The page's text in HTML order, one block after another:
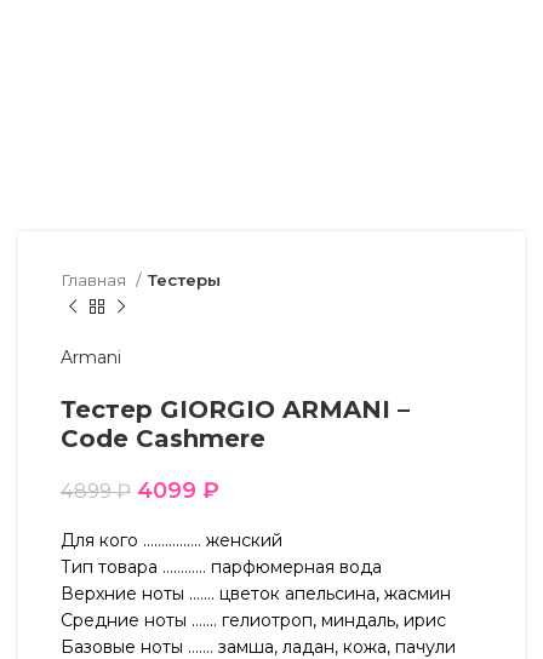
Главная Тестеры
Armani
Тестер GIORGIO ARMANI –
Code Cashmere
4899₽ 4099 ₽
Для кого ……………. женский
Тип товара ………… парфюмерная вода
Верхние ноты ……. цветок апельсина, жасмин
Средние ноты ……. гелиотроп, миндаль, ирис
Базовые ноты ……. замша, ладан, кожа, пачули